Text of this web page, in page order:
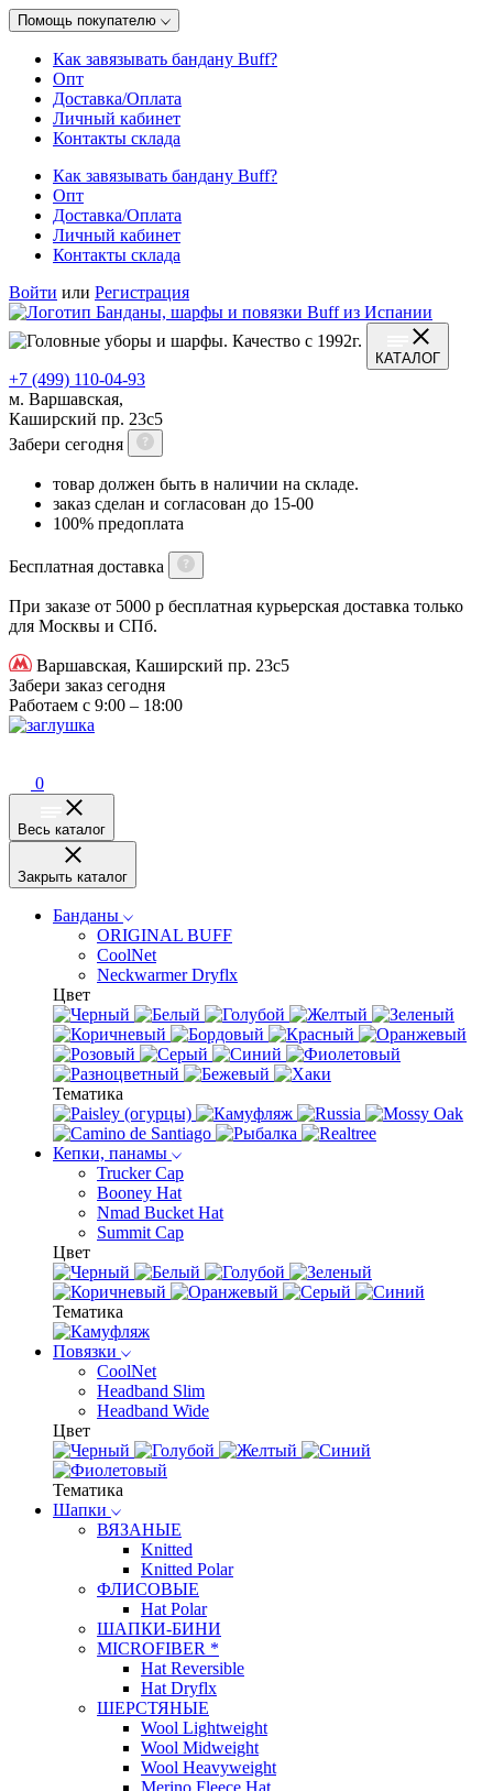
Помощь покупателю
Как завязывать бандану Buff?
Опт
Доставка/Оплата
Личный кабинет
Контакты склада
Как завязывать бандану Buff?
Опт
Доставка/Оплата
Личный кабинет
Контакты склада
Войти или Регистрация
КАТАЛОГ
+7 (499) 110-04-93
м. Варшавская,
Каширский пр. 23с5
Забери сегодня
товар должен быть в наличии на складе.
заказ сделан и согласован до 15-00
100% предоплата
Бесплатная доставка
При заказе от 5000 р бесплатная курьерская доставка только
для Москвы и СПб.
Варшавская, Каширский пр. 23с5
Забери заказ сегодня
Работаем с 9:00 – 18:00
0
Весь каталог
Закрыть каталог
Банданы
ORIGINAL BUFF
CoolNet
Neckwarmer Dryflx
Цвет
Тематика
Кепки, панамы
Trucker Cap
Booney Hat
Nmad Bucket Hat
Summit Cap
Цвет
Тематика
Повязки
CoolNet
Headband Slim
Headband Wide
Цвет
Тематика
Шапки
ВЯЗАНЫЕ
Knitted
Knitted Polar
ФЛИСОВЫЕ
Hat Polar
ШАПКИ-БИНИ
MICROFIBER *
Hat Reversible
Hat Dryflx
ШЕРСТЯНЫЕ
Wool Lightweight
Wool Midweight
Wool Heavyweight
Merino Fleece Hat